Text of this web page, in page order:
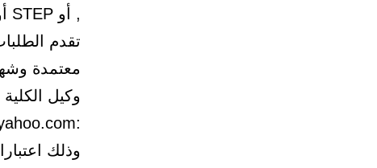
, أو STEP أوIELTS
تقدم
معتمدة
:csar2011@yahoo.com